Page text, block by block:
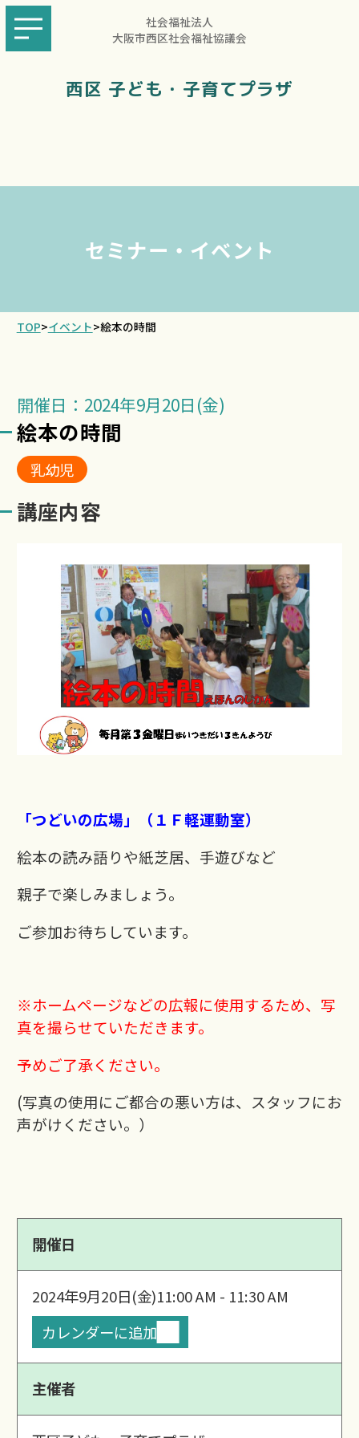
社会福祉法人
大阪市西区社会福祉協議会
西区 子ども・子育てプラザ
セミナー・イベント
TOP>イベント>絵本の時間
開催日：2024年9月20日(金)
絵本の時間
乳幼児
講座内容
「つどいの広場」（１Ｆ軽運動室）
絵本の読み語りや紙芝居、手遊びなど
親子で楽しみましょう。
ご参加お待ちしています。
※ホームページなどの広報に使用するため、写
真を撮らせていただきます。
予めご了承ください。
(写真の使用にご都合の悪い方は、スタッフにお
声がけください。）
開催日
2024年9月20日(金)11:00 AM - 11:30 AM
カレンダーに追加
主催者